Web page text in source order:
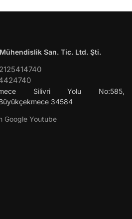
San. Tic. Ltd. Şti.
Silivri Yolu No:585,
34584
Google Youtube